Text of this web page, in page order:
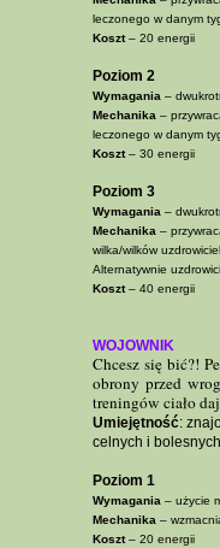
leczonego w danym
Koszt– 20 energii
Poziom 2
Wymagania –
Mechanika –
leczonego w danym
Koszt– 30 energii
Poziom 3
Wymagania –
Mechanika –
wilka/wilków
Alternatywnie
Koszt– 40 energii
WOJOWNIK
Chcesz się bić?!
obrony przed
treningów ciało
Umiejętność:
celnych i
Poziom 1
Wymagania – użycie
Mechanika –
Koszt– 20 energii